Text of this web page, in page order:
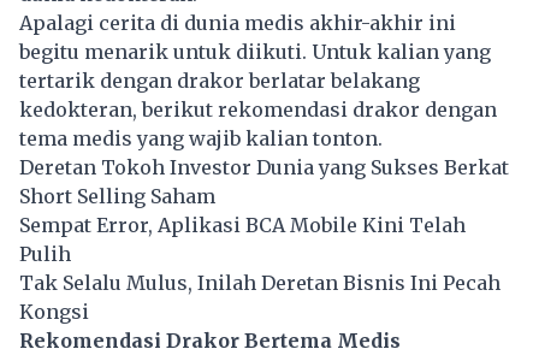
Apalagi cerita di dunia medis akhir-akhir ini
begitu menarik untuk diikuti. Untuk kalian yang
tertarik dengan drakor berlatar belakang
kedokteran, berikut rekomendasi drakor dengan
tema medis yang wajib kalian tonton.
Deretan Tokoh Investor Dunia yang Sukses Berkat
Short Selling Saham
Sempat Error, Aplikasi BCA Mobile Kini Telah
Pulih
Tak Selalu Mulus, Inilah Deretan Bisnis Ini Pecah
Kongsi
Rekomendasi Drakor Bertema Medis